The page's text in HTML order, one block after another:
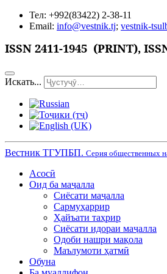
Тел: +992(83422) 2-38-11
Email: info@vestnik.tj; vestnik-
ISSN 2411-1945 (PRINT),
Искать...
Вестник ТГУПБП. Серия общественных
Асосӣ
Оид ба маҷалла
Сиёсати маҷалла
Сармуҳаррир
Ҳайъати таҳрир
Сиёсати идораи маҷалла
Одоби нашри мақола
Маълумоти ҳатмӣ
Обуна